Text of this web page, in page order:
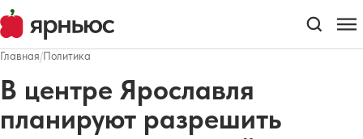
Главная/Политика
В центре Ярославля
планируют разрешить